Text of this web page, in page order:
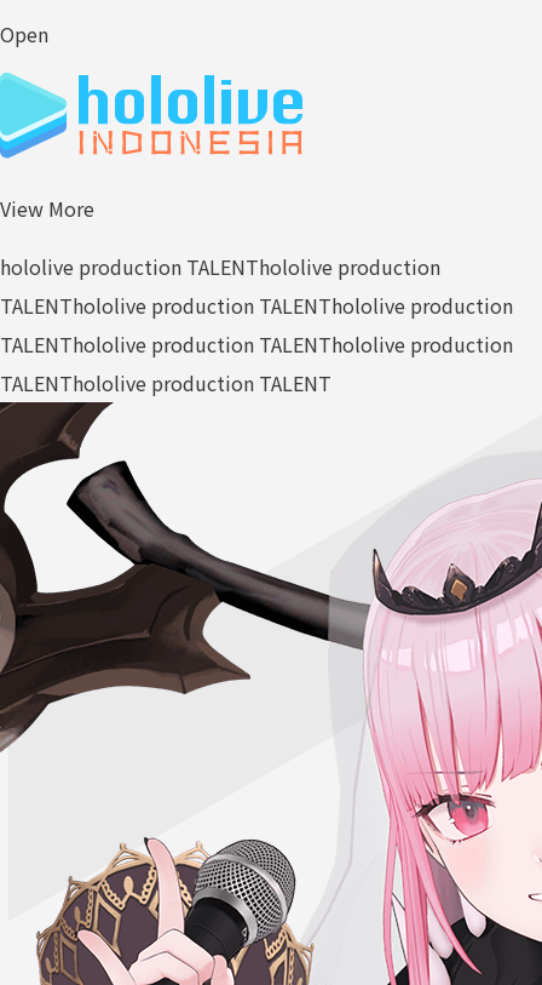
Open
View More
hololive production TALENThololive production
TALENThololive production TALENThololive production
TALENThololive production TALENThololive production
TALENThololive production TALENT